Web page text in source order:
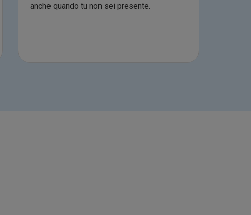
anche quando tu non sei presente.